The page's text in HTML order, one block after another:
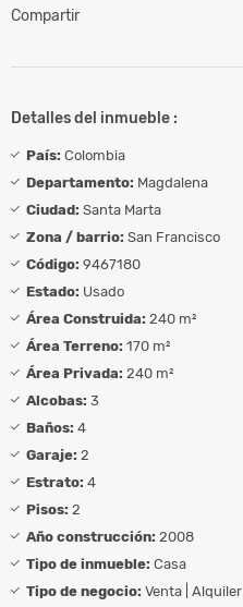
Compartir
Detalles del inmueble :
País: Colombia
Departamento: Magdalena
Ciudad: Santa Marta
Zona / barrio: San Francisco
Código: 9467180
Estado: Usado
Área Construida: 240 m²
Área Terreno: 170 m²
Área Privada: 240 m²
Alcobas: 3
Baños: 4
Garaje: 2
Estrato: 4
Pisos: 2
Año construcción: 2008
Tipo de inmueble: Casa
Tipo de negocio: Venta | Alquiler